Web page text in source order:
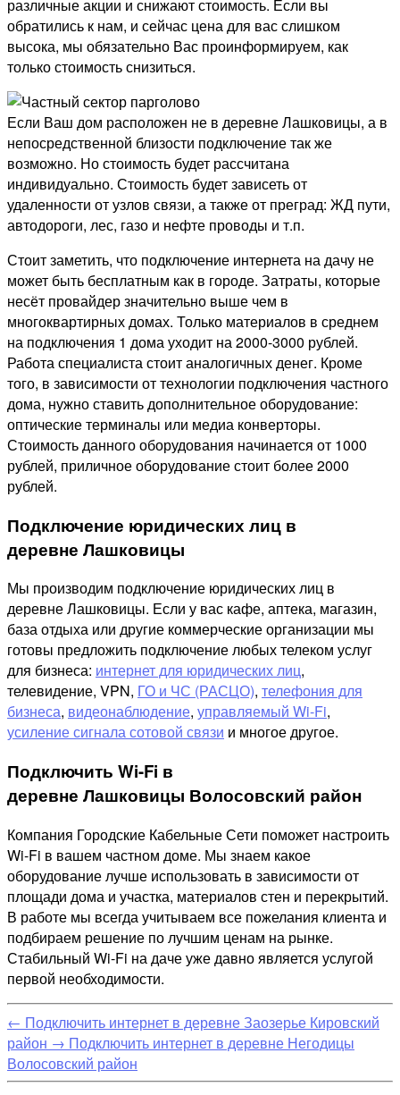
различные акции и снижают стоимость. Если вы
обратились к нам, и сейчас цена для вас слишком
высока, мы обязательно Вас проинформируем, как
только стоимость снизиться.
Если Ваш дом расположен не в деревне Лашковицы, а в
непосредственной близости подключение так же
возможно. Но стоимость будет рассчитана
индивидуально. Стоимость будет зависеть от
удаленности от узлов связи, а также от преград: ЖД пути,
автодороги, лес, газо и нефте проводы и т.п.
Стоит заметить, что подключение интернета на дачу не
может быть бесплатным как в городе. Затраты, которые
несёт провайдер значительно выше чем в
многоквартирных домах. Только материалов в среднем
на подключения 1 дома уходит на 2000-3000 рублей.
Работа специалиста стоит аналогичных денег. Кроме
того, в зависимости от технологии подключения частного
дома, нужно ставить дополнительное оборудование:
оптические терминалы или медиа конверторы.
Стоимость данного оборудования начинается от 1000
рублей, приличное оборудование стоит более 2000
рублей.
Подключение юридических лиц в
деревне Лашковицы
Мы производим подключение юридических лиц в
деревне Лашковицы. Если у вас кафе, аптека, магазин,
база отдыха или другие коммерческие организации мы
готовы предложить подключение любых телеком услуг
для бизнеса: интернет для юридических лиц,
телевидение, VPN, ГО и ЧС (РАСЦО), телефония для
бизнеса, видеонаблюдение, управляемый Wi-Fi,
усиление сигнала сотовой связи и многое другое.
Подключить Wi-Fi в
деревне Лашковицы Волосовский район
Компания Городские Кабельные Сети поможет настроить
Wi-Fi в вашем частном доме. Мы знаем какое
оборудование лучше использовать в зависимости от
площади дома и участка, материалов стен и перекрытий.
В работе мы всегда учитываем все пожелания клиента и
подбираем решение по лучшим ценам на рынке.
Стабильный Wi-Fi на даче уже давно является услугой
первой необходимости.
← Подключить интернет в деревне Заозерье Кировский
район → Подключить интернет в деревне Негодицы
Волосовский район